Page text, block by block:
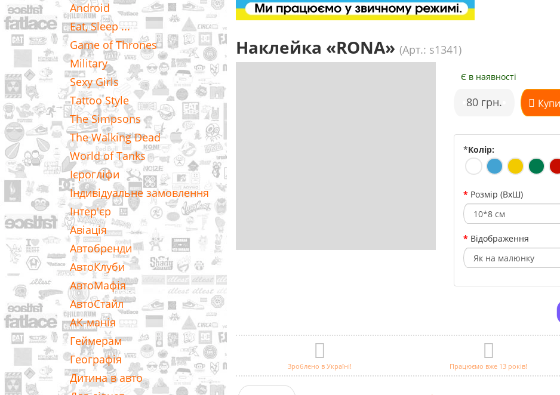
Android
Eat, Sleep ...
Game of Thrones
Military
Sexy Girls
Tattoo Style
The Simpsons
The Walking Dead
World of Tanks
Ієрогліфи
Індивідуальне замовлення
Інтер'єр
Авіація
Автобренди
АвтоКлуби
АвтоМафія
АвтоСтайл
АК-манія
Геймерам
Географія
Дитина в авто
Наклейка «RONA» (Арт.: s1341)
Є в наявності
80 грн.
*Колір:
Розмір (ВхШ)
Відображення
Зроблено в Україні! Працюємо вже 13 років!